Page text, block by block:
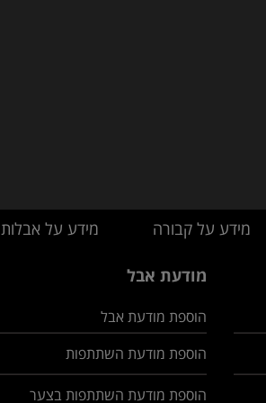
מידע על קבורה מידע על אבלות
מודעת אבל
הוספת מודעת אבל
הוספת מודעת השתתפות
הוספת מודעת השתתפות בצער